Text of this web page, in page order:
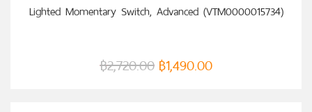
Lighted Momentary Switch, Advanced (VTM0000015734)
฿2,720.00 ฿1,490.00